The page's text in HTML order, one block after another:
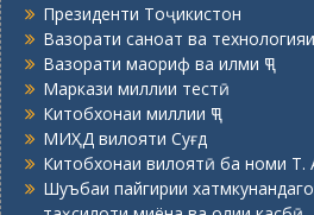
Президенти Тоҷикистон
Вазорати саноат ва технологияи
Вазорати маориф ва илми ҶТ
Маркази миллии тестӣ
Китобхонаи миллии ҶТ
МИҲД вилояти Суғд
Китобхонаи вилоятӣ ба номи Т.
Шуъбаи пайгирии